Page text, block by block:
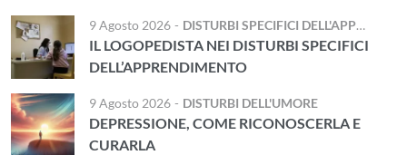
9 Agosto 2026 - DISTURBI SPECIFICI DELL'APPRENDIMENTO
IL LOGOPEDISTA NEI DISTURBI SPECIFICI
DELL’APPRENDIMENTO
9 Agosto 2026 - DISTURBI DELL'UMORE
DEPRESSIONE, COME RICONOSCERLA E
CURARLA